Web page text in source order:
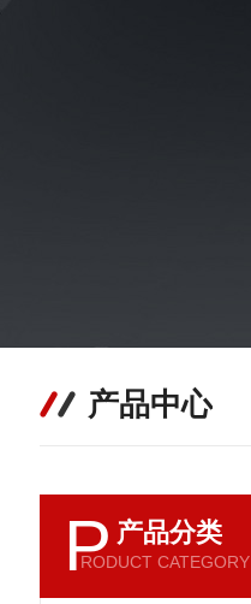
产品中心
P 产品分类
RODUCT CATEGORY